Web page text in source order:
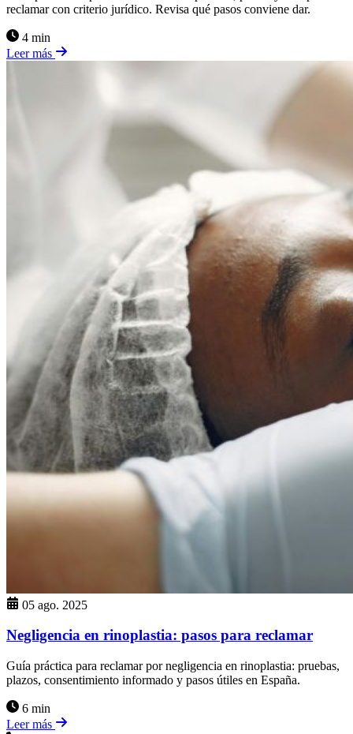
reclamar con criterio jurídico. Revisa qué pasos conviene dar.
4 min
Leer más
05 ago. 2025
Negligencia en rinoplastia: pasos para reclamar
Guía práctica para reclamar por negligencia en rinoplastia: pruebas,
plazos, consentimiento informado y pasos útiles en España.
6 min
Leer más